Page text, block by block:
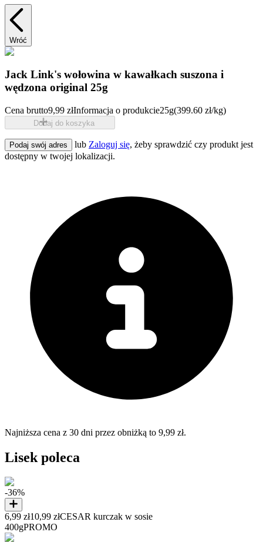
Wróć
Jack Link's wołowina w kawałkach suszona i
wędzona original 25g
Cena brutto9,99 złInformacja o produkcie25g(399.60 zł/kg)
Dodaj do koszyka
Podaj swój adres lub Zaloguj się, żeby sprawdzić czy produkt jest
dostępny w twojej lokalizacji.
Najniższa cena z 30 dni przez obniżką to 9,99 zł.
Lisek poleca
-36%
6,99 zł10,99 złCESAR kurczak w sosie
400gPROMO